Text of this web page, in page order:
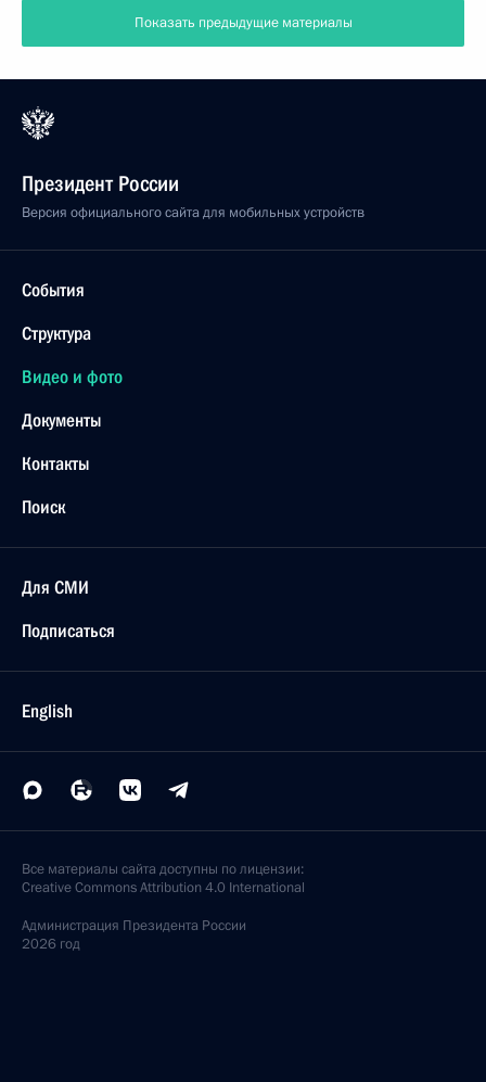
Показать предыдущие материалы
Президент России
Версия официального сайта для мобильных устройств
События
Структура
Видео и фото
Документы
Контакты
Поиск
Для СМИ
Подписаться
English
Все материалы сайта доступны по лицензии:
Creative Commons Attribution 4.0 International
Администрация Президента России
2026 год